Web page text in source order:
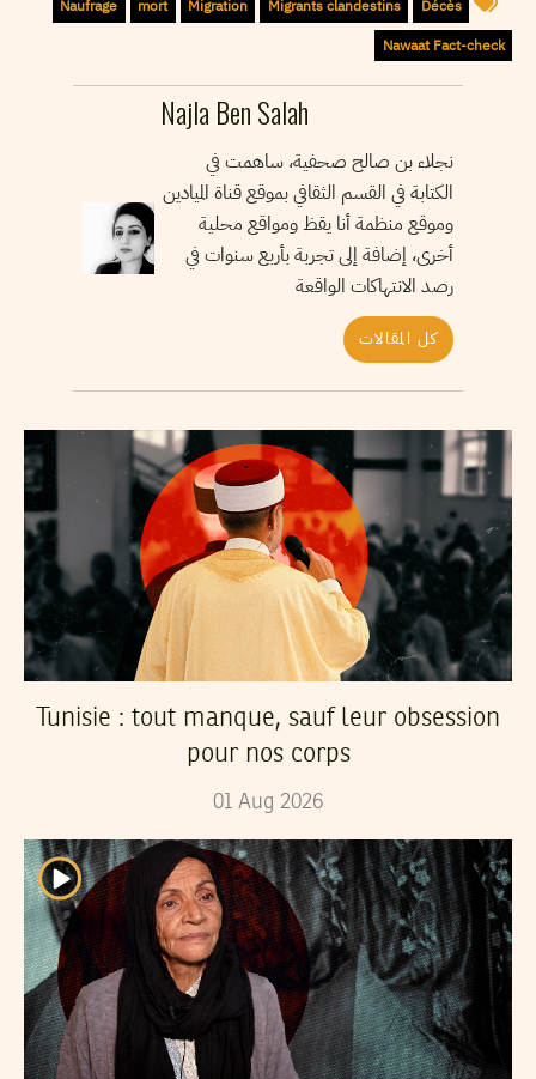
Décès
Migrants clandestins
Migration
mort
Naufrage
Nawaat Fact-check
Najla Ben Salah
نجلاء بن صالح صحفية، ساهمت في
الكتابة في القسم الثقافي بموقع قناة الميادين
وموقع منظمة أنا يقظ ومواقع محلية
أخرى، إضافة إلى تجربة بأربع سنوات في
رصد الانتهاكات الواقعة
كل المقالات
Tunisie : tout manque, sauf leur obsession
pour nos corps
01 Aug 2026